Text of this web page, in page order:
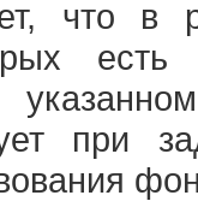
что в
есть
при